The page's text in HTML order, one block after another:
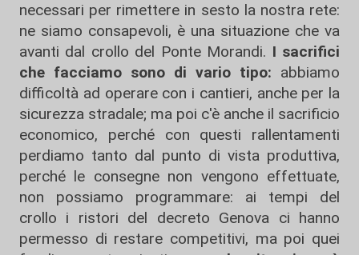
necessari per rimettere in sesto la nostra rete:
ne siamo consapevoli, è una situazione che va
avanti dal crollo del Ponte Morandi. I sacrifici
che facciamo sono di vario tipo: abbiamo
difficoltà ad operare con i cantieri, anche per la
sicurezza stradale; ma poi c'è anche il sacrificio
economico, perché con questi rallentamenti
perdiamo tanto dal punto di vista produttiva,
perché le consegne non vengono effettuate,
non possiamo programmare: ai tempi del
crollo i ristori del decreto Genova ci hanno
permesso di restare competitivi, ma poi quei